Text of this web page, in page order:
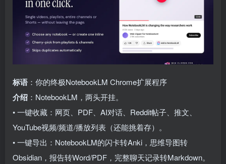
标语 ：你的终极NotebookLM Chrome扩展程序
介绍 ：NotebookLM，两头开挂。
• 一键收藏：网页、PDF、AI对话、Reddit帖子、推文、
YouTube视频/频道/播放列表（还能挑着存）。
• 一键导出：NotebookLM的闪卡转Anki，思维导图转
Obsidian，报告转Word/PDF，完整聊天记录转Markdown。